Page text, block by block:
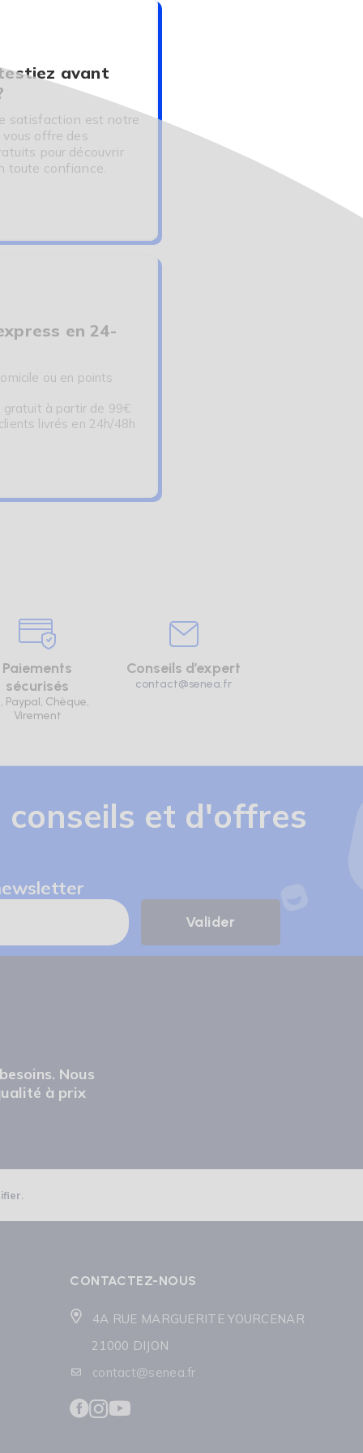
avant
satisfaction est notre
offre des
pour découvrir
toute confiance.
en 24-
ou en points
gratuit à partir de 99€
livrés en 24h/48h
Paiements
sécurisés
Paypal, Chèque,
Virement
Conseils d’expert
contact@senea.fr
et d'offres
Nous
à prix
CONTACTEZ-NOUS
4A RUE MARGUERITE YOURCENAR
21000 DIJON
contact@senea.fr